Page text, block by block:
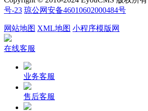
号-23 琼公网安备46010602000484号
网站地图 XML地图 小程序模版网
在线客服
业务客服
售后客服